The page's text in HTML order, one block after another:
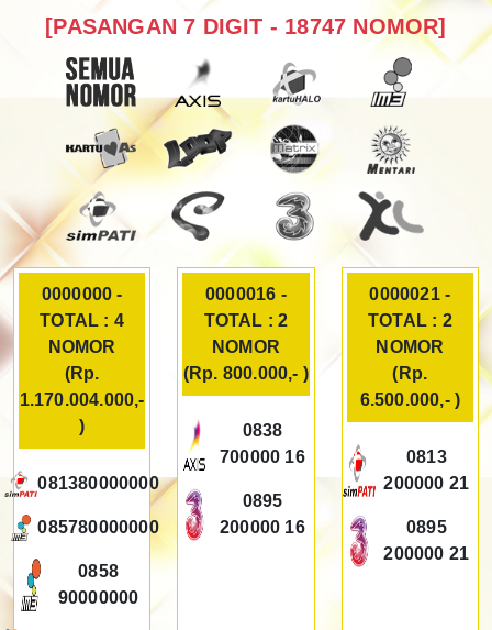
[PASANGAN 7 DIGIT - 18747 NOMOR]
0000000 -
TOTAL : 4
NOMOR
(Rp.
1.170.004.000,-
)
081380000000
085780000000
0858
90000000
0000016 -
TOTAL : 2
NOMOR
(Rp. 800.000,- )
0838
700000 16
0895
200000 16
0000021 -
TOTAL : 2
NOMOR
(Rp.
6.500.000,- )
0813
200000 21
0895
200000 21